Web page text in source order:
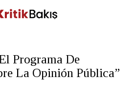
Programa De
La Opinión Pública”